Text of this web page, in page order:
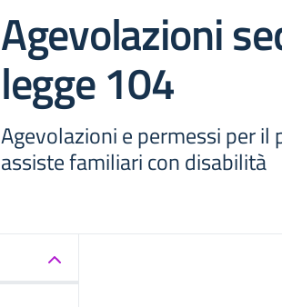
Agevolazioni
legge 104
Agevolazioni e permessi per il
assiste familiari con disabilità